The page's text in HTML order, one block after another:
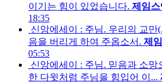
이기는 힘이 있었습니다. 제임
18:35
신앙에세이 : 주님. 우리의 교만
음을 버리게 하여 주옵소서. 제
05:53
신앙에세이 : 주님. 믿음과 소망
한 다윗처럼 주님을 힘입어 이...